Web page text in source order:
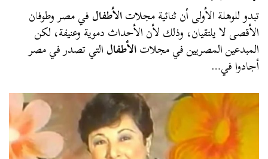
تبدو للوهلة الأولى أن ثنائية مجلاتالأطفالفي مصر وطوفان
الأقصى لا يلتقيان، وذلك لأن الأحداث دموية وعنيفة، لكن
المبدعين المصريين في مجلاتالأطفالالتي تصدر في مصر
أجادوا في…